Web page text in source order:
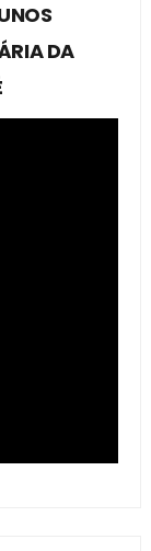
DA